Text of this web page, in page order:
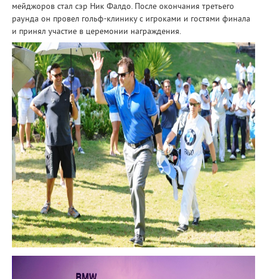
мейджоров стал сэр Ник Фалдо. После окончания третьего
раунда он провел гольф-клинику с игроками и гостями финала
и принял участие в церемонии награждения.